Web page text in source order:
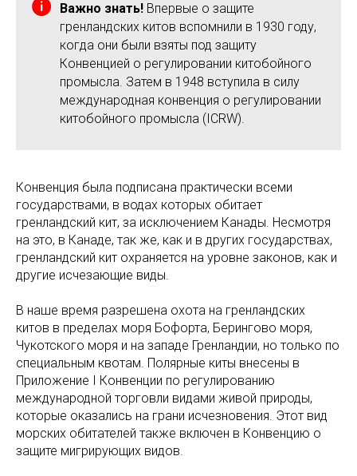
Важно знать! Впервые о защите
гренландских китов вспомнили в 1930 году,
когда они были взяты под защиту
Конвенцией о регулировании китобойного
промысла. Затем в 1948 вступила в силу
международная конвенция о регулировании
китобойного промысла (ICRW).
Конвенция была подписана практически всеми
государствами, в водах которых обитает
гренландский кит, за исключением Канады. Несмотря
на это, в Канаде, так же, как и в других государствах,
гренландский кит охраняется на уровне законов, как и
другие исчезающие виды.
В наше время разрешена охота на гренландских
китов в пределах моря Бофорта, Берингово моря,
Чукотского моря и на западе Гренландии, но только по
специальным квотам. Полярные киты внесены в
Приложение I Конвенции по регулированию
международной торговли видами живой природы,
которые оказались на грани исчезновения. Этот вид
морских обитателей также включен в Конвенцию о
защите мигрирующих видов.